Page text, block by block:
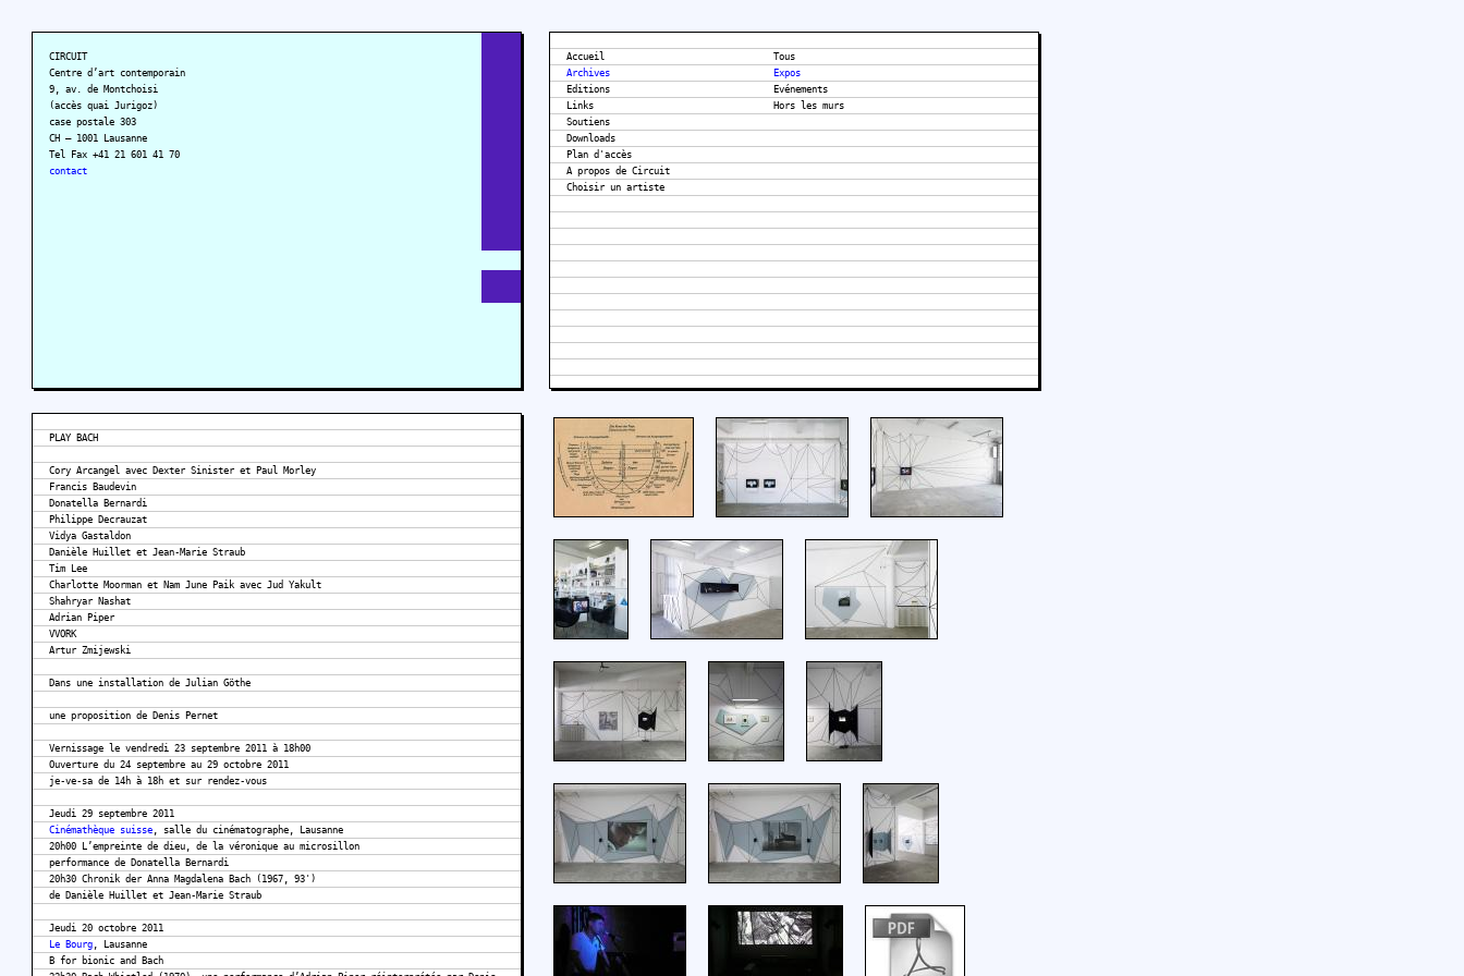
CIRCUIT
Centre d’art contemporain
9, av. de Montchoisi
(accès quai Jurigoz)
case postale 303
CH – 1001 Lausanne
Tel Fax +41 21 601 41 70
contact
Accueil
Archives
Editions
Links
Soutiens
Downloads
Plan d'accès
A propos de Circuit
Tous
Expos
Evénements
Hors les murs
PLAY BACH
Cory Arcangel avec Dexter Sinister et Paul Morley
Francis Baudevin
Donatella Bernardi
Philippe Decrauzat
Vidya Gastaldon
Danièle Huillet et Jean-Marie Straub
Tim Lee
Charlotte Moorman et Nam June Paik avec Jud Yakult
Shahryar Nashat
Adrian Piper
VVORK
Artur Zmijewski
Dans une installation de Julian Göthe
une proposition de Denis Pernet
Vernissage le vendredi 23 septembre 2011 à 18h00
Ouverture du 24 septembre au 29 octobre 2011
je-ve-sa de 14h à 18h et sur rendez-vous
Jeudi 29 septembre 2011
Cinémathèque suisse , salle du cinématographe, Lausanne
20h00 L’empreinte de dieu, de la véronique au microsillon
performance de Donatella Bernardi
20h30 Chronik der Anna Magdalena Bach (1967, 93')
de Danièle Huillet et Jean-Marie Straub
Jeudi 20 octobre 2011
Le Bourg , Lausanne
B for bionic and Bach